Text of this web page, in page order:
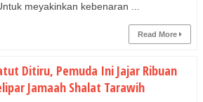
meyakinkan kebenaran ...
Read More
Ditiru, Pemuda Ini Jajar Ribuan
Jamaah Shalat Tarawih